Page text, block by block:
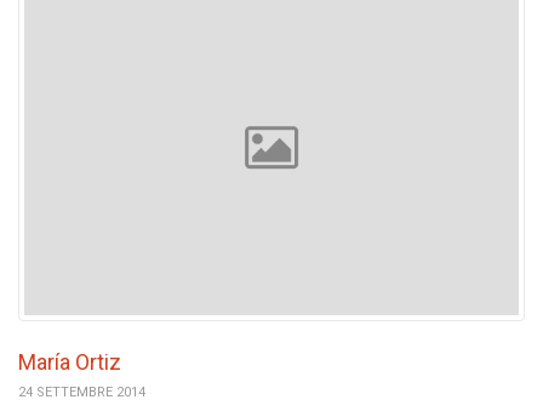
María Ortiz
24 SETTEMBRE 2014